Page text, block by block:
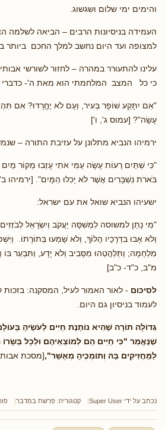
והימים ימי שלום ושגשוג.
העמידה בניסיונות הרבים – הביאה לשלמה
למצופה ועד היום נחשב למלך החכם ביותר
עלינו להתעורר במהרה – לחזור לשורשי
כי כל המצב המלחמתי הוא מאת ה'- כדברי
"אִם יִתָּקַע שׁוֹפָר בְּעִיר, וְעָם לֹא יֶחֱרָדוּ? אִם
עָשָׂה"? [עמוס ג', ו']
ירמיהו הנביא מתלונן על עזיבת התורה –
"כִּי שְׁתַּיִם רָעוֹת עָשָׂה עַמִּי אֹתִי עָזְבוּ מְקוֹר
בֹּארֹת נִשְׁבָּרִים אֲשֶׁר לֹא יָכִלוּ הַמָּיִם". [ירמיהו
ישעיהו הנביא שואל את עם ישראל:
"מִי נָתַן למשוסה לִמְשִׁסָּה יַעֲקֹב וְיִשְׂרָאֵל
וְלֹא אָבוּ בִדְרָכָיו הָלוֹךְ, וְלֹא שָׁמְעוּ בְּתוֹרָתוֹ.
מִלְחָמָה; וַתְּלַהֲטֵהוּ מִסָּבִיב וְלֹא יָדָע, וַתִּבְעַר בּוֹ
מ"ב, כ"ד- כ"ב]
לסיכום - לאור האמור לעיל, המסקנה: בזכות
לעמוד בניסיון גם היום.
גְּדוֹלָה תוֹרָה שֶׁהִיא נוֹתֶנֶת חַיִּים לְעֹשֶׂיהָ
שֶׁנֶּאֱמַר "כִּי חַיִּים הֵם לְמוֹצְאֵיהֶם וּלְכָל
לַמַּחֲזִיקִים בָּהּ וְתוֹמְכֶיהָ מְאֻשָּׁר",[מסכת אבות
נכתב על ידי Super User קטגוריה: פרשת במדבר